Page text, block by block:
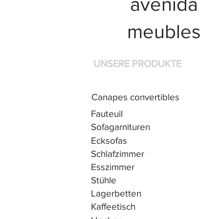
meubles
UNSERE PRODUKTE
Canapes convertibles
Fauteuil
Sofagarnituren
Ecksofas
Schlafzimmer
Esszimmer
Stühle
Lagerbetten
Kaffeetisch